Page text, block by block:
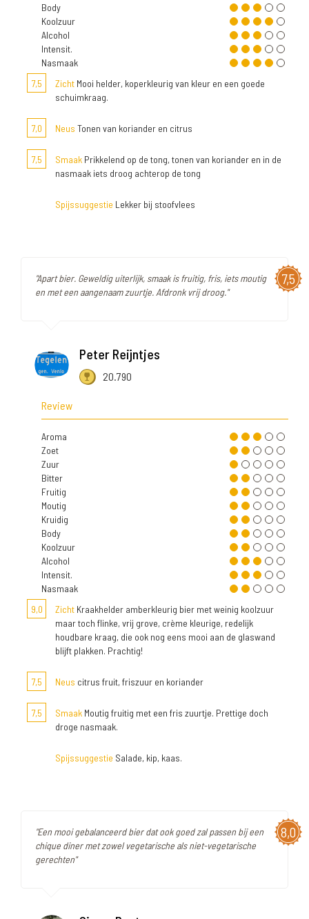
Body
Koolzuur
Alcohol
Intensit.
Nasmaak
7,5
Zicht Mooi helder, koperkleurig van kleur en een goede
schuimkraag.
7,0 Neus Tonen van koriander en citrus
7,5 Smaak Prikkelend op de tong, tonen van koriander en in de
nasmaak iets droog achterop de tong
Spijssuggestie Lekker bij stoofvlees
7,5
"Apart bier. Geweldig uiterlijk, smaak is fruitig, fris, iets moutig
en met een aangenaam zuurtje. Afdronk vrij droog."
Peter Reijntjes
20.790
Review
Aroma
Zoet
Zuur
Bitter
Fruitig
Moutig
Kruidig
Body
Koolzuur
Alcohol
Intensit.
Nasmaak
9,0
Zicht Kraakhelder amberkleurig bier met weinig koolzuur
maar toch flinke, vrij grove, crème kleurige, redelijk
houdbare kraag, die ook nog eens mooi aan de glaswand
blijft plakken. Prachtig!
7,5 Neus citrus fruit, friszuur en koriander
7,5 Smaak Moutig fruitig met een fris zuurtje. Prettige doch
droge nasmaak.
Spijssuggestie Salade, kip, kaas.
8,0
"Een mooi gebalanceerd bier dat ook goed zal passen bij een
chique diner met zowel vegetarische als niet-vegetarische
gerechten"